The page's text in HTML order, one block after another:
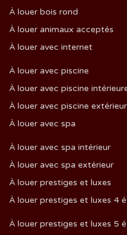
À louer bois rond
À louer animaux acceptés
À louer avec internet
À louer avec piscine
À louer avec piscine
À louer avec piscine
À louer avec spa
À louer avec spa intérieur
À louer avec spa extérieur
À louer prestiges et luxes
À louer prestiges et luxes 4
À louer prestiges et luxes 5